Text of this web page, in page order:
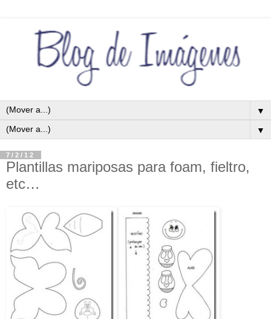
▼
▼
7/2/12
Plantillas mariposas para foam, fieltro,
etc…